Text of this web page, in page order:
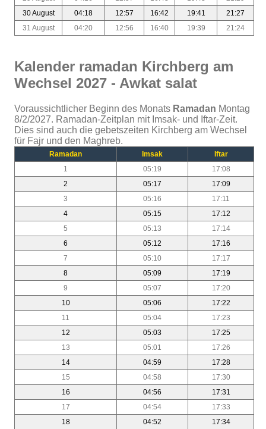
30 August
04:18 12:57 16:42 19:41
21:27
31 August
04:20 12:56 16:40 19:39 21:24
Kalender ramadan Kirchberg am
Wechsel 2027 - Awkat salat
Voraussichtlicher Beginn des Monats Ramadan Montag
8/2/2027. Ramadan-Zeitplan mit Imsak- und Iftar-Zeit.
Dies sind auch die gebetszeiten Kirchberg am Wechsel
für Fajr und den Maghreb.
Ramadan Imsak
Iftar
1
05:19
17:08
2
05:17
17:09
3
05:16
17:11
4
05:15
17:12
5
05:13
17:14
6
05:12
17:16
7
05:10
17:17
8
05:09
17:19
9
05:07
17:20
10
05:06
17:22
11
05:04
17:23
12
05:03
17:25
13
05:01
17:26
14
04:59
17:28
15
04:58
17:30
16
04:56
17:31
17
04:54
17:33
18
04:52
17:34